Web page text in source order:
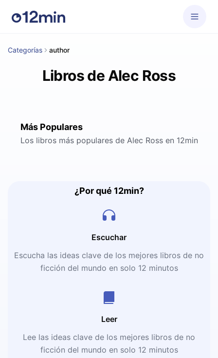
Categorías author
Libros de Alec Ross
Más Populares
Los libros más populares de Alec Ross en 12min
¿Por qué 12min?
Escuchar
Escucha las ideas clave de los mejores libros de no
ficción del mundo en solo 12 minutos
Leer
Lee las ideas clave de los mejores libros de no
ficción del mundo en solo 12 minutos